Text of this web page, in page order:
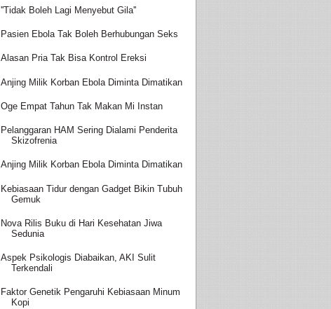
''Tidak Boleh Lagi Menyebut Gila''
Pasien Ebola Tak Boleh Berhubungan Seks
Alasan Pria Tak Bisa Kontrol Ereksi
Anjing Milik Korban Ebola Diminta Dimatikan
Oge Empat Tahun Tak Makan Mi Instan
Pelanggaran HAM Sering Dialami Penderita
Skizofrenia
Anjing Milik Korban Ebola Diminta Dimatikan
Kebiasaan Tidur dengan Gadget Bikin Tubuh
Gemuk
Nova Rilis Buku di Hari Kesehatan Jiwa
Sedunia
Aspek Psikologis Diabaikan, AKI Sulit
Terkendali
Faktor Genetik Pengaruhi Kebiasaan Minum
Kopi